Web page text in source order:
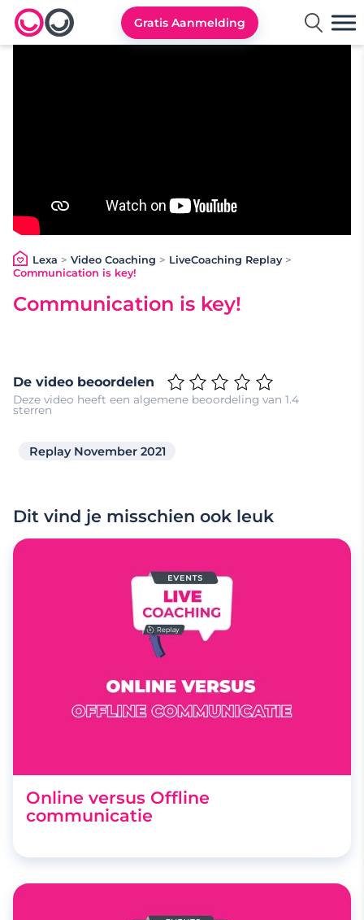
Lexa logo
Gratis Aanmelding
Lexa > Video Coaching > LiveCoaching Replay >
Communication is key!
Communication is key!
De video beoordelen
Deze video heeft een algemene beoordeling van 1.4
sterren
Replay November 2021
Dit vind je misschien ook leuk
Online versus Offline
communicatie